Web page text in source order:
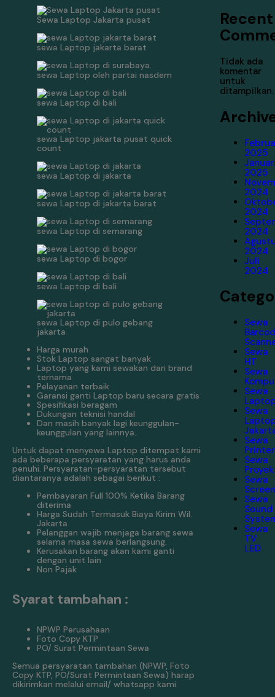
Sewa Laptop Jakarta pusat
sewa Laptop jakarta barat
sewa Laptop oleh partai nasdem
sewa Laptop di bali
sewa Laptop jakarta pusat quick
count
sewa Laptop di jakarta
sewa Laptop di jakarta barat
sewa Laptop di semarang
sewa Laptop di bogor
sewa Laptop di bali
sewa Laptop di pulo gebang
jakarta
Harga murah
Stok Laptop sangat banyak
Laptop yang kami sewakan dari brand
ternama
Pelayanan terbaik
Garansi ganti Laptop baru secara gratis
Spesifikasi beragam
Dukungan teknisi handal
Dan masih banyak lagi keunggulan-
keunggulan yang lainnya.
Untuk dapat menyewa Laptop ditempat kami
ada beberapa persyaratan yang harus anda
penuhi. Persyaratan-persyaratan tersebut
diantaranya adalah sebagai berikut :
Pembayaran Full 100% Ketika Barang
diterima
Harga Sudah Termasuk Biaya Kirim Wil.
Jakarta
Pelanggan wajib menjaga barang sewa
selama masa sewa berlangsung.
Kerusakan barang akan kami ganti
dengan unit lain
Non Pajak
Syarat tambahan :
NPWP Perusahaan
Foto Copy KTP
PO/ Surat Permintaan Sewa
Semua persyaratan tambahan (NPWP, Foto
Copy KTP, PO/Surat Permintaan Sewa) harap
dikirimkan melalui email/ whatsapp kami.
Recent
Tidak ada
komentar
untuk
ditampilkan.
2025
2025
2024
2024
2024
2024
Juli
2024
Sewa
Sewa
HT
Sewa
Sewa
Sewa
Sewa
Printer
Sewa
Sewa
Sewa
Sound
Sewa
TV
LED